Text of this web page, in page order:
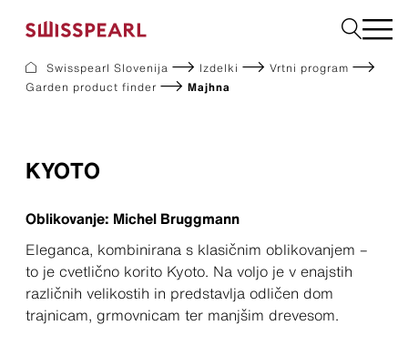
Podjetje
Storitve
Aktualno
Prenosi
Trajnost
Fasadne Plošče
Naroči vzorec
Swisspearl Slovenija Izdelki
Vrtni program
Garden product finder
Majhna
KYOTO
Oblikovanje: Michel Bruggmann
Eleganca, kombinirana s klasičnim oblikovanjem –
to je cvetlično korito Kyoto. Na voljo je v enajstih
različnih velikostih in predstavlja odličen dom
trajnicam, grmovnicam ter manjšim drevesom.